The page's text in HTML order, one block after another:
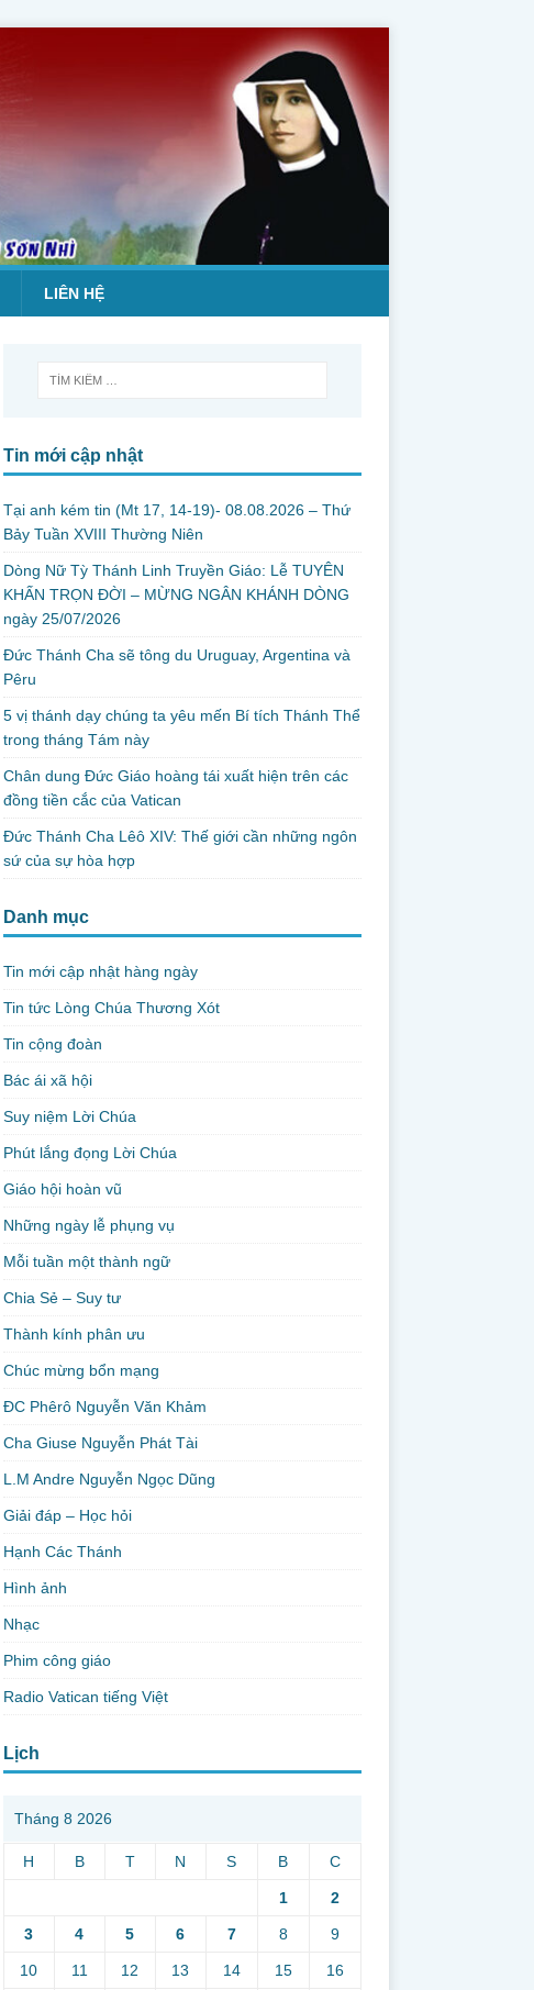
LIÊN HỆ
Tin mới cập nhật
Tại anh kém tin (Mt 17, 14-19)- 08.08.2026 – Thứ
Bảy Tuần XVIII Thường Niên
Dòng Nữ Tỳ Thánh Linh Truyền Giáo: Lễ TUYÊN
KHẤN TRỌN ĐỜI – MỪNG NGÂN KHÁNH DÒNG
ngày 25/07/2026
Đức Thánh Cha sẽ tông du Uruguay, Argentina và
Pêru
5 vị thánh dạy chúng ta yêu mến Bí tích Thánh Thể
trong tháng Tám này
Chân dung Đức Giáo hoàng tái xuất hiện trên các
đồng tiền cắc của Vatican
Đức Thánh Cha Lêô XIV: Thế giới cần những ngôn
sứ của sự hòa hợp
Danh mục
Tin mới cập nhật hàng ngày
Tin tức Lòng Chúa Thương Xót
Tin cộng đoàn
Bác ái xã hội
Suy niệm Lời Chúa
Phút lắng đọng Lời Chúa
Giáo hội hoàn vũ
Những ngày lễ phụng vụ
Mỗi tuần một thành ngữ
Chia Sẻ – Suy tư
Thành kính phân ưu
Chúc mừng bổn mạng
ĐC Phêrô Nguyễn Văn Khảm
Cha Giuse Nguyễn Phát Tài
L.M Andre Nguyễn Ngọc Dũng
Giải đáp – Học hỏi
Hạnh Các Thánh
Hình ảnh
Nhạc
Phim công giáo
Radio Vatican tiếng Việt
Lịch
Tháng 8 2026
H B T N S B C
1 2
3 4 5 6 7 8 9
10 11 12 13 14 15 16